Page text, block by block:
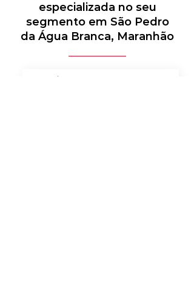
especializada no seu
segmento em São Pedro
da Água Branca, Maranhão